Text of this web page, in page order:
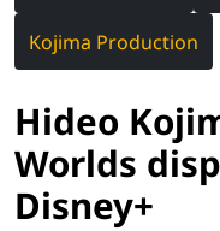
Kojima Production
Hideo
Worlds
Disney+